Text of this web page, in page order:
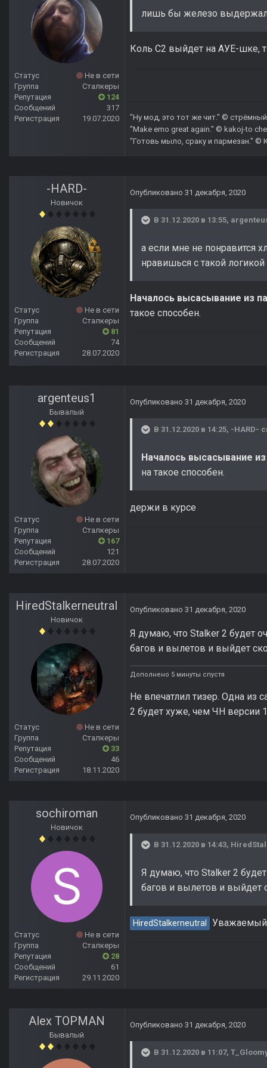
Статус
Не в сети
Группа
Сталкеры
Репутация
124
Сообщений
317
Регистрация
19.07.2020
лишь бы железо
Коль С2 выйдет на АУЕ-шке,
"Ну мод, это тот же чит." ©
"Make emo great again." © kakoj-to
"Готовь мыло, сраку и пармезан." ©
-HARD-
Новичок
Статус
Не в сети
Группа
Сталкеры
Репутация
81
Сообщений
74
Регистрация
28.07.2020
Опубликовано 31 декабря, 2020
В 31.12.2020 в 13:55,
а если мне не понравится
нравишься с такой
Началось высасывание из
такое способен.
argenteus1
Бывалый
Статус
Не в сети
Группа
Сталкеры
Репутация
167
Сообщений
121
Регистрация
28.07.2020
Опубликовано 31 декабря, 2020
В 31.12.2020 в 14:25, -HARD-
Началось высасывание
на такое способен.
держи в курсе
HiredStalkerneutral
Новичок
Статус
Не в сети
Группа
Сталкеры
Репутация
33
Сообщений
46
Регистрация
18.11.2020
Опубликовано 31 декабря, 2020
Я думаю, что Stalker 2 будет
багов и вылетов и выйдет
Дополнено 5 минуты спустя
Не впечатлил тизер. Одна из
2 будет хуже, чем ЧН версии
sochiroman
Новичок
Статус
Не в сети
Группа
Сталкеры
Репутация
28
Сообщений
61
Регистрация
29.11.2020
Опубликовано 31 декабря, 2020
В 31.12.2020 в 14:43,
Я думаю, что Stalker 2
багов и вылетов и выйдет
HiredStalkerneutral Уважаемый
Alex TOPMAN
Бывалый
Опубликовано 31 декабря, 2020
В 31.12.2020 в 11:07,